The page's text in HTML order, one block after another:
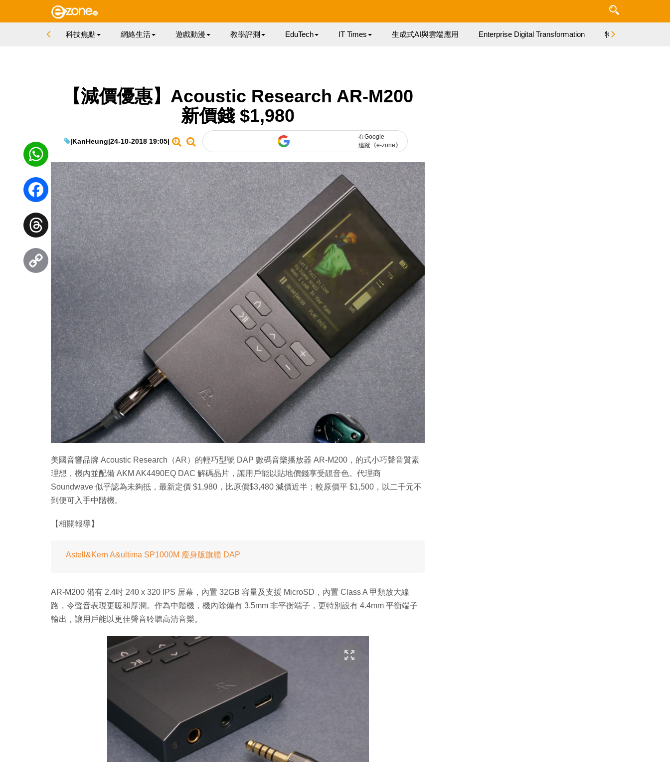
科技焦點 網絡生活 遊戲動漫 教學評測 EduTech IT Times 生成式AI與雲端應用 Enterprise Digital Transformation 特集
【減價優惠】Acoustic Research AR-M200
新價錢 $1,980
|KanHeung|24-10-2018 19:05|
在Google
追蹤《e-zone》
美國音響品牌 Acoustic Research（AR）的輕巧型號 DAP 數碼音樂播放器 AR-M200，的式小巧聲音質素
理想，機內並配備 AKM AK4490EQ DAC 解碼晶片，讓用戶能以貼地價錢享受靚音色。代理商
Soundwave 似乎認為未夠抵，最新定價 $1,980，比原價$3,480 減價近半；較原價平 $1,500，以二千元不
到便可入手中階機。
【相關報導】
Astell&Kern A&ultima SP1000M 瘦身版旗艦 DAP
AR-M200 備有 2.4吋 240 x 320 IPS 屏幕，內置 32GB 容量及支援 MicroSD，內置 Class A 甲類放大線
路，令聲音表現更暖和厚潤。作為中階機，機內除備有 3.5mm 非平衡端子，更特別設有 4.4mm 平衡端子
輸出，讓用戶能以更佳聲音聆聽高清音樂。
WhatsApp
Facebook
Threads
Copy
Link